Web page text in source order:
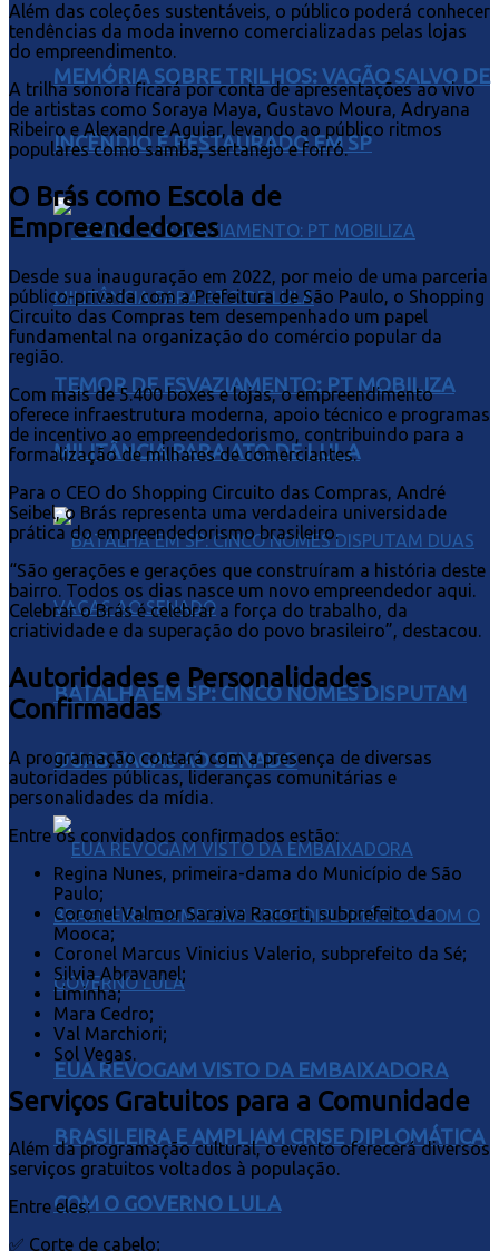
MEMÓRIA SOBRE TRILHOS: VAGÃO SALVO DE
INCÊNDIO É RESTAURADO EM SP
TEMOR DE ESVAZIAMENTO: PT MOBILIZA
MILITÂNCIA PARA ATO DE LULA
BATALHA EM SP: CINCO NOMES DISPUTAM
DUAS VAGAS AO SENADO
EUA REVOGAM VISTO DA EMBAIXADORA
BRASILEIRA E AMPLIAM CRISE DIPLOMÁTICA
COM O GOVERNO LULA
Além das coleções sustentáveis, o público poderá conhecer
tendências da moda inverno comercializadas pelas lojas
do empreendimento.
A trilha sonora ficará por conta de apresentações ao vivo
de artistas como Soraya Maya, Gustavo Moura, Adryana
Ribeiro e Alexandre Aguiar, levando ao público ritmos
populares como samba, sertanejo e forró.
O Brás como Escola de
Empreendedores
Desde sua inauguração em 2022, por meio de uma parceria
público-privada com a Prefeitura de São Paulo, o Shopping
Circuito das Compras tem desempenhado um papel
fundamental na organização do comércio popular da
região.
Com mais de 5.400 boxes e lojas, o empreendimento
oferece infraestrutura moderna, apoio técnico e programas
de incentivo ao empreendedorismo, contribuindo para a
formalização de milhares de comerciantes.
Para o CEO do Shopping Circuito das Compras, André
Seibel, o Brás representa uma verdadeira universidade
prática do empreendedorismo brasileiro.
“São gerações e gerações que construíram a história deste
bairro. Todos os dias nasce um novo empreendedor aqui.
Celebrar o Brás é celebrar a força do trabalho, da
criatividade e da superação do povo brasileiro”, destacou.
Autoridades e Personalidades
Confirmadas
A programação contará com a presença de diversas
autoridades públicas, lideranças comunitárias e
personalidades da mídia.
Entre os convidados confirmados estão:
Regina Nunes, primeira-dama do Município de São
Paulo;
Coronel Valmor Saraiva Racorti, subprefeito da
Mooca;
Coronel Marcus Vinicius Valerio, subprefeito da Sé;
Silvia Abravanel;
Liminha;
Mara Cedro;
Val Marchiori;
Sol Vegas.
Serviços Gratuitos para a Comunidade
Além da programação cultural, o evento oferecerá diversos
serviços gratuitos voltados à população.
Entre eles:
✅ Corte de cabelo;